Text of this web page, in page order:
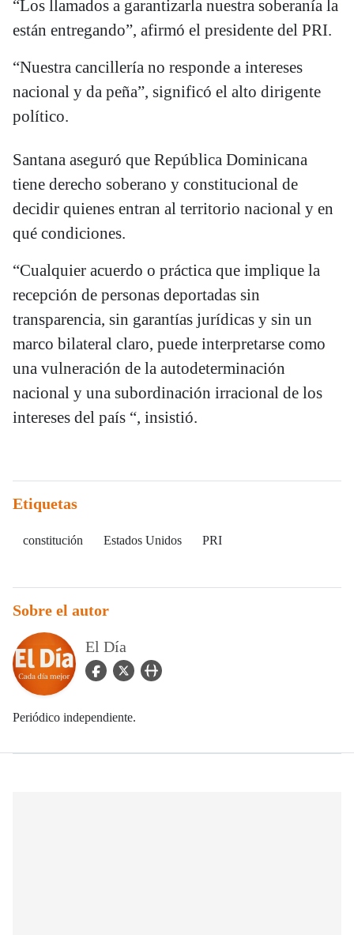
“Los llamados a garantizarla nuestra soberanía la
están entregando”, afirmó el presidente del PRI.
“Nuestra cancillería no responde a intereses
nacional y da peña”, significó el alto dirigente
político.
Santana aseguró que República Dominicana
tiene derecho soberano y constitucional de
decidir quienes entran al territorio nacional y en
qué condiciones.
“Cualquier acuerdo o práctica que implique la
recepción de personas deportadas sin
transparencia, sin garantías jurídicas y sin un
marco bilateral claro, puede interpretarse como
una vulneración de la autodeterminación
nacional y una subordinación irracional de los
intereses del país “, insistió.
Etiquetas
constitución Estados Unidos PRI
Sobre el autor
El Día
facebook Icon
twitter Iconuser_url Icon
Periódico independiente.